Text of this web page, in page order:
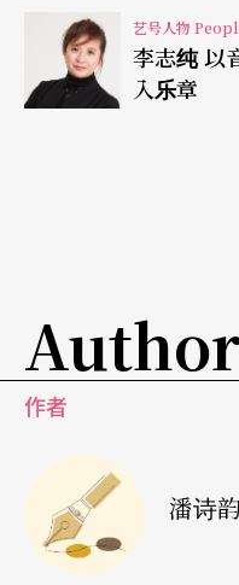
但他深信荣念曾的文
林奕华：荣念曾的魅
他说荣念曾喜欢问问
把声音来进行创作的
台词一边以简单的肢
疑：我是在演戏还是
重复背诵（有时是朗
艺号人物
李志纯 以
入乐章
作者
潘诗韵